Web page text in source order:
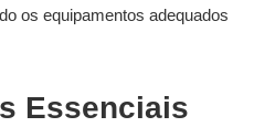
os equipamentos adequados
Essenciais